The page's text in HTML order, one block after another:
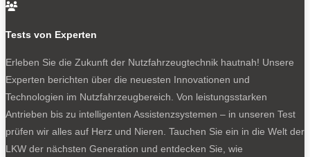

Tests von Experten
Erleben Sie die Zukunft der Nutzfahrzeugtechnik hautnah! Unsere
Experten berichten über die neuesten Innovationen und
Technologien im Nutzfahrzeugbereich. Von leistungsstarken
Antrieben bis zu intelligenten Assistenzsystemen – in unseren Test
prüfen wir alles auf Herz und Nieren. Tauchen Sie ein in die Welt der
LKW der nächsten Generation und entdecken Sie, wie